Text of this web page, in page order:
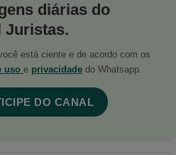
diárias do
Juristas.
está ciente e de acordo com os
uso e privacidade do Whatsapp.
DO CANAL